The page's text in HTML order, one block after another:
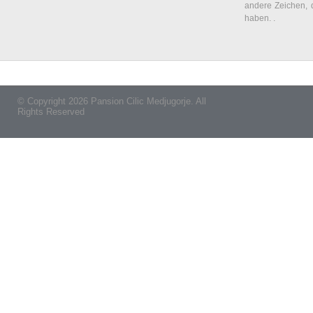
andere Zeichen,
haben. .
© Copyright 2026 Pansion Cilic Medjugorje. All
Rights Reserved